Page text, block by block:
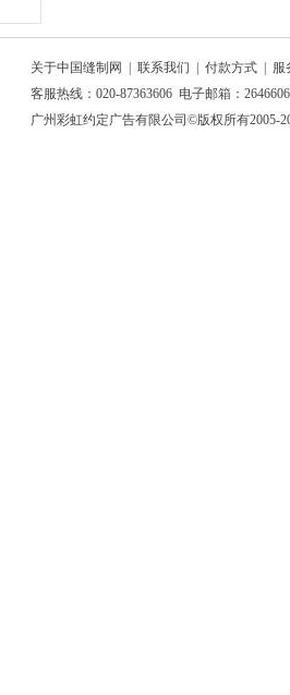
关于中国缝制网 联系我们 付款方式
服
客服热线：020-87363606 电子邮箱：
广州彩虹约定广告有限公司 ©版权所有2005-